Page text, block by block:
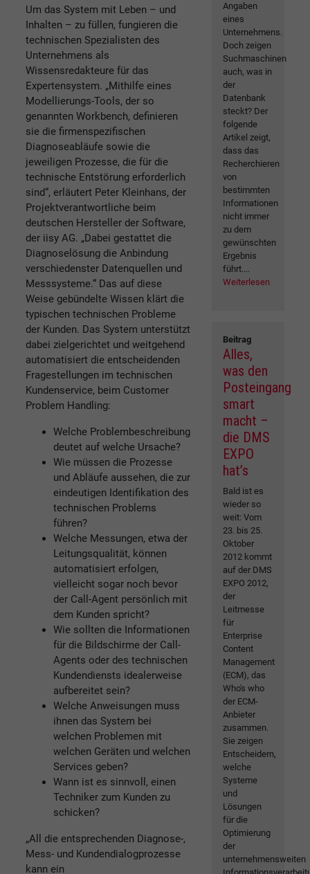
Um das System mit Leben – und
Inhalten – zu füllen, fungieren die
technischen Spezialisten des
Unternehmens als
Wissensredakteure für das
Expertensystem. „Mithilfe eines
Modellierungs-Tools, der so
genannten Workbench, definieren
sie die firmenspezifischen
Diagnoseabläufe sowie die
jeweiligen Prozesse, die für die
technische Entstörung erforderlich
sind“, erläutert Peter Kleinhans, der
Projektverantwortliche beim
deutschen Hersteller der Software,
der iisy AG. „Dabei gestattet die
Diagnoselösung die Anbindung
verschiedenster Datenquellen und
Messsysteme.“ Das auf diese
Weise gebündelte Wissen klärt die
typischen technischen Probleme
der Kunden. Das System unterstützt
dabei zielgerichtet und weitgehend
automatisiert die entscheidenden
Fragestellungen im technischen
Kundenservice, beim Customer
Problem Handling:
Welche Problembeschreibung
deutet auf welche Ursache?
Wie müssen die Prozesse
und Abläufe aussehen, die zur
eindeutigen Identifikation des
technischen Problems
führen?
Welche Messungen, etwa der
Leitungsqualität, können
automatisiert erfolgen,
vielleicht sogar noch bevor
der Call-Agent persönlich mit
dem Kunden spricht?
Wie sollten die Informationen
für die Bildschirme der Call-
Agents oder des technischen
Kundendiensts idealerweise
aufbereitet sein?
Welche Anweisungen muss
ihnen das System bei
welchen Problemen mit
welchen Geräten und welchen
Services geben?
Wann ist es sinnvoll, einen
Techniker zum Kunden zu
schicken?
„All die entsprechenden Diagnose-,
Mess- und Kundendialogprozesse
kann ein
Angaben
eines
Unternehmens.
Doch zeigen
Suchmaschinen
auch, was in
der
Datenbank
steckt? Der
folgende
Artikel zeigt,
dass das
Recherchieren
von
bestimmten
Informationen
nicht immer
zu dem
gewünschten
Ergebnis
führt....
Weiterlesen
Beitrag
Alles,
was den
Posteingang
smart
macht –
die DMS
EXPO
hat’s
Bald ist es
wieder so
weit: Vom
23. bis 25.
Oktober
2012 kommt
auf der DMS
EXPO 2012,
der
Leitmesse
für
Enterprise
Content
Management
(ECM), das
Who's who
der ECM-
Anbieter
zusammen.
Sie zeigen
Entscheidern,
welche
Systeme
und
Lösungen
für die
Optimierung
der
unternehmensweiten